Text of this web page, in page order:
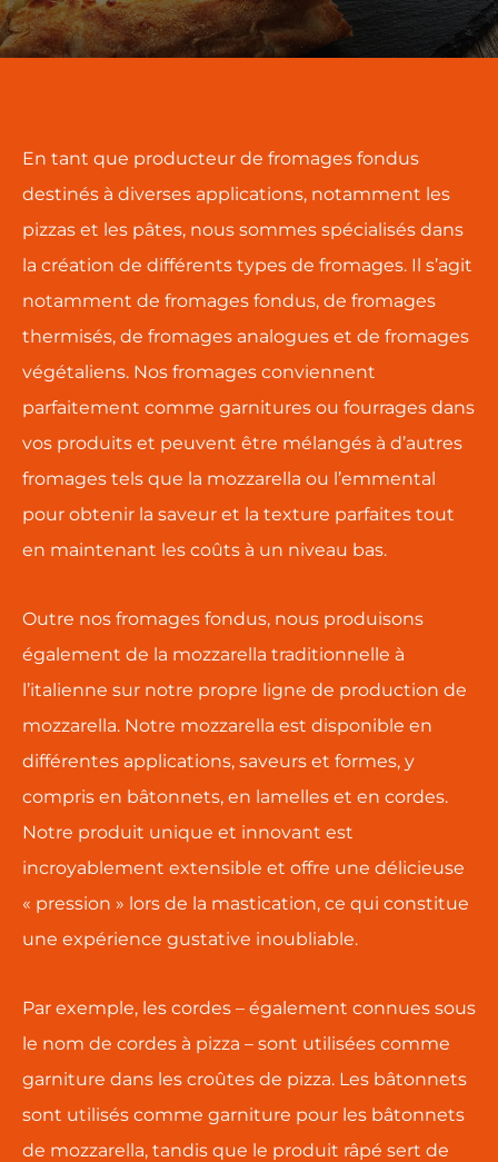
En tant que producteur de fromages fondus
destinés à diverses applications, notamment les
pizzas et les pâtes, nous sommes spécialisés dans
la création de différents types de fromages. Il s’agit
notamment de fromages fondus, de fromages
thermisés, de fromages analogues et de fromages
végétaliens. Nos fromages conviennent
parfaitement comme garnitures ou fourrages dans
vos produits et peuvent être mélangés à d’autres
fromages tels que la mozzarella ou l’emmental
pour obtenir la saveur et la texture parfaites tout
en maintenant les coûts à un niveau bas.
Outre nos fromages fondus, nous produisons
également de la mozzarella traditionnelle à
l’italienne sur notre propre ligne de production de
mozzarella. Notre mozzarella est disponible en
différentes applications, saveurs et formes, y
compris en bâtonnets, en lamelles et en cordes.
Notre produit unique et innovant est
incroyablement extensible et offre une délicieuse
« pression » lors de la mastication, ce qui constitue
une expérience gustative inoubliable.
Par exemple, les cordes – également connues sous
le nom de cordes à pizza – sont utilisées comme
garniture dans les croûtes de pizza. Les bâtonnets
sont utilisés comme garniture pour les bâtonnets
de mozzarella, tandis que le produit râpé sert de